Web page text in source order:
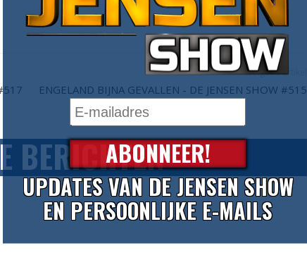
Volgend artikel
ENGELAND BIJNA GEVALLEN - DE JENSEN SHOW #515
BERICHTEN
ABONNEER!
UPDATES VAN DE JENSEN SHOW
EN PERSOONLIJKE E-MAILS